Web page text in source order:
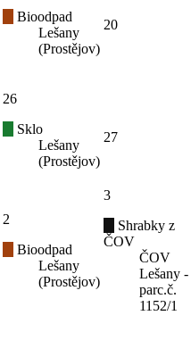
Bioodpad
Lešany
(Prostějov)
20
26
Sklo
Lešany
(Prostějov)
27
2
Bioodpad
Lešany
(Prostějov)
3
Shrabky z
ČOV
ČOV
Lešany -
parc.č.
1152/1